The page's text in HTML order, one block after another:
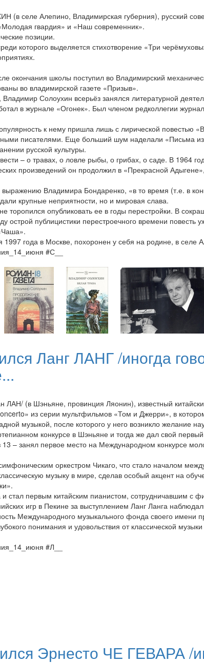
селе Алепино, Владимирская губерния), русский
гвардия» и «Наш современник».
позиции.
которого выделяется стихотворение «Три
окончания школы поступил во Владимирский
во владимирской газете «Призыв».
Солоухин всерьёз занялся литературной
в журнале «Огонек». Был членом редколлегии
к нему пришла лишь с лирической повестью
писателями. Еще больший шум наделали «Письма
русской культуры.
– о травах, о ловле рыбы, о грибах, о саде. В 1964
произведений он продолжил в «Прекрасной
Владимира Бондаренко, «в то время (т.е. в
крупные неприятности, но и мировая слава.
торопился опубликовать ее в годы перестройки. В
острой публицистики перестроечного времени
года в Москве, похоронен у себя на родине, в селе
#С__
Ланг ЛАНГ /иногда
ЛАН/ (в Шэньяне, провинция Ляонин), известный
из серии мультфильмов «Том и Джерри», в
музыкой, после которого у него возникло желание
конкурсе в Шэньяне и тогда же дал свой
– занял первое место на Международном конкурсе
оркестром Чикаго, что стало началом
музыку в мире, сделав особый акцент на
стал первым китайским пианистом, сотрудничавшим с
игр в Пекине за выступлением Ланг Ланга
Международного музыкального фонда своего
понимания и удовольствия от классической
#Л__
Эрнесто ЧЕ ГЕВАРА /